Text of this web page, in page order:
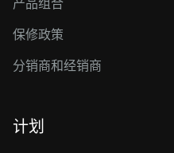
产品组合
保修政策
分销商和经销商
计划